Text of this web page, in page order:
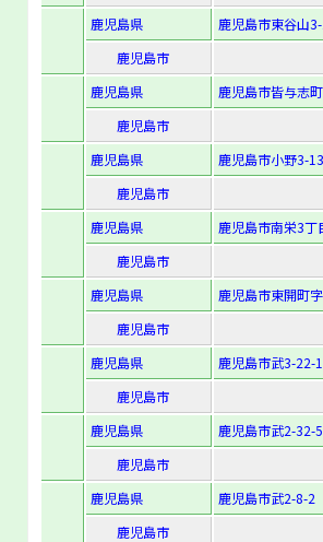
鹿児島県
鹿児島市東谷山
鹿児島市
鹿児島県
鹿児島市皆与志
鹿児島市
鹿児島県
鹿児島市小野3-
鹿児島市
鹿児島県
鹿児島市南栄3丁
鹿児島市
鹿児島県
鹿児島市東開町
鹿児島市
鹿児島県
鹿児島市武3-22-
鹿児島市
鹿児島県
鹿児島市武2-32-5
鹿児島市
鹿児島県
鹿児島市武2-8-2
鹿児島市